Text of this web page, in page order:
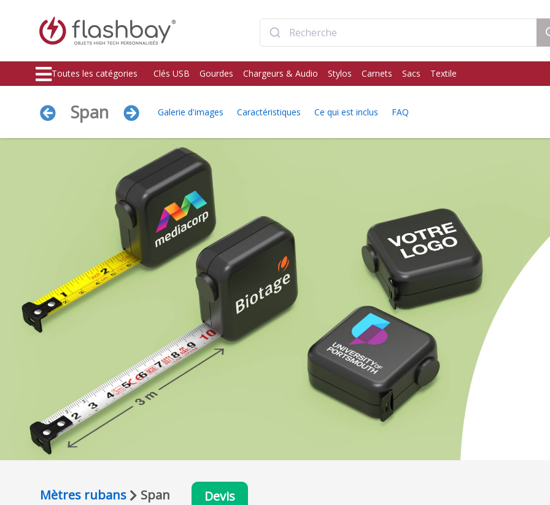
Toutes les catégories Clés USB Gourdes Chargeurs & Audio Stylos Carnets Sacs Textile
Span Galerie d'images Caractéristiques Ce qui est inclus FAQ
Mètres rubans Span Devis